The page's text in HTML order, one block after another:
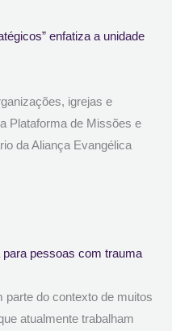
enfatiza a unidade
igrejas e
Plataforma de Missões e
da Aliança Evangélica
pessoas com trauma
do contexto de muitos
atualmente trabalham